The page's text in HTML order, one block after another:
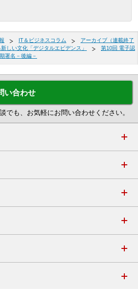
IT＆ビジネスコラム
アーカイブ（連載終了
しい文化「デジタルエビデンス」
第10回 電子認
署名－後編－
い合わせ
でも、お気軽にお問い合わせください。